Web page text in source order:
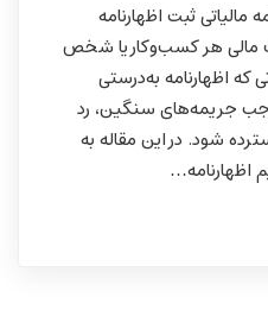
مالیاتی ثبت اظهارنامه
مالی هر کسب‌وکار یا شخص
اظهارنامه به‌درستی
جریمه‌های سنگین، رد
شود. در این مقاله به
اظهارنامه…